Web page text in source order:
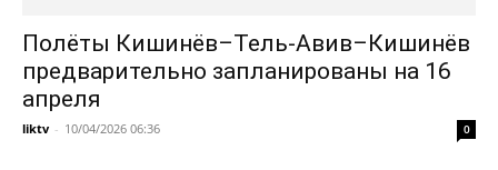
Полёты Кишинёв–Тель-Авив–Кишинёв
предварительно запланированы на 16
апреля
liktv - 10/04/2026 06:36 0